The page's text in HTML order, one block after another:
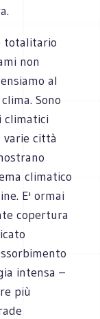
totalitario
non
al
Sono
climatici
varie città
climatico
E' ormai
copertura
intensa –
più